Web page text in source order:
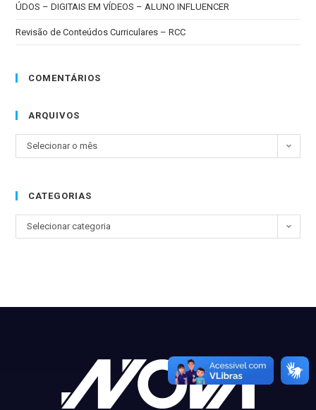
ÚDOS – DIGITAIS EM VÍDEOS – ALUNO INFLUENCER
Revisão de Conteúdos Curriculares – RCC
COMENTÁRIOS
ARQUIVOS
Selecionar o mês
CATEGORIAS
Selecionar categoria